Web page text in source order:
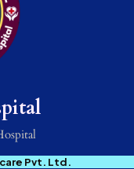
Pvt. Ltd.